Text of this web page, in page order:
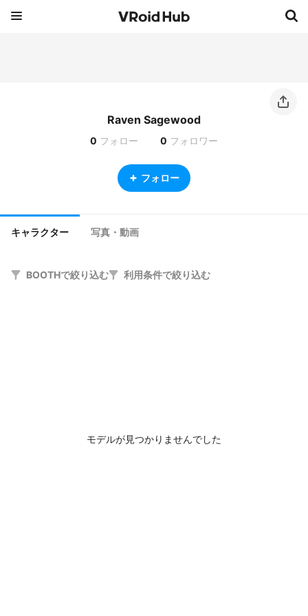
Raven Sagewood
0 フォロー 0 フォロワー
フォロー
キャラクター 写真・動画
BOOTHで絞り込む 利用条件で絞り込む
モデルが見つかりませんでした